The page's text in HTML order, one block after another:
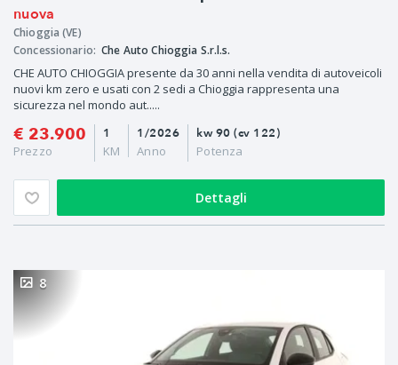
nuova
Chioggia (VE)
Concessionario: Che Auto Chioggia S.r.l.s.
CHE AUTO CHIOGGIA presente da 30 anni nella vendita di autoveicoli
nuovi km zero e usati con 2 sedi a Chioggia rappresenta una
sicurezza nel mondo aut.....
€ 23.900
Prezzo
1/2026
Anno
1
KM
kw 90 (cv 122)
Potenza
Dettagli
8